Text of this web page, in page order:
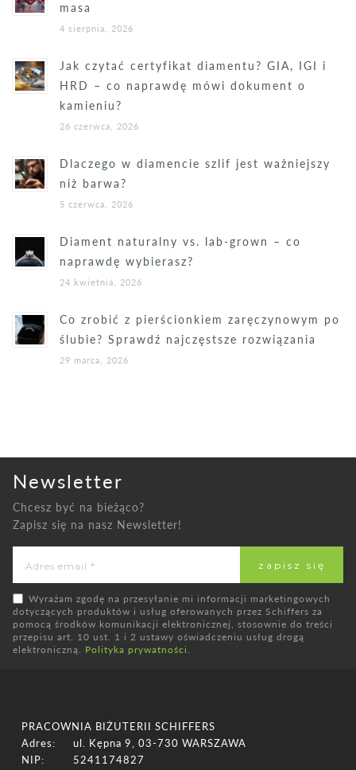
masa
4 sierpnia, 2026
Jak czytać certyfikat diamentu? GIA, IGI i
HRD – co naprawdę mówi dokument o
kamieniu?
26 czerwca, 2026
Dlaczego w diamencie szlif jest ważniejszy
niż barwa?
5 czerwca, 2026
Diament naturalny vs. lab-grown – co
naprawdę wybierasz?
24 kwietnia, 2026
Co zrobić z pierścionkiem zaręczynowym po
ślubie? Sprawdź najczęstsze rozwiązania
29 marca, 2026
Newsletter
Chcesz być na bieżąco?
Zapisz się na nasz Newsletter!
Wyrażam zgodę na przesyłanie mi informacji marketingowych
dotyczących produktów i usług oferowanych przez Schiffers za
pomocą środków komunikacji elektronicznej, stosownie do treści
przepisu art. 10 ust. 1 i 2 ustawy oświadczeniu usług drogą
elektroniczną. Polityka prywatności .
PRACOWNIA BIŻUTERII SCHIFFERS
Adres:
ul. Kępna 9, 03-730 WARSZAWA
NIP:
5241174827